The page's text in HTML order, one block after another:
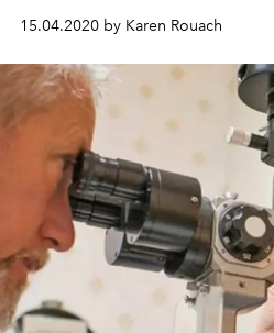
15.04.2020 by Karen Rouach